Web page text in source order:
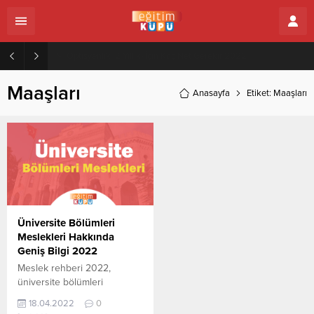
Maaşları Anasayfa Etiket: Maaşları
Üniversite Bölümleri
Meslekleri Hakkında
Geniş Bilgi 2022
Meslek rehberi 2022,
üniversite bölümleri
, mesleği hakkında geniş
18.04.2022
0